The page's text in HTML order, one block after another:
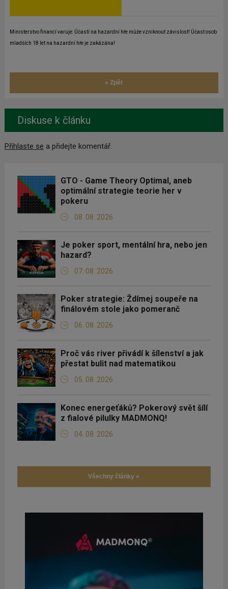
Ministerstvo financí varuje: Účastí na hazardní hře může vzniknout závislost! Účast osob
mladších 18 let na hazardní hře je zakázána!
« Zpět
Diskuse k článku
Přihlaste se a přidejte komentář.
GTO - Game Theory Optimal, aneb
optimální strategie teorie her v
pokeru
08. 08. 2026
Je poker sport, mentální hra, nebo jen
hazard?
07. 08. 2026
Poker strategie: Ždímej soupeře na
finálovém stole jako pomeranč
06. 08. 2026
Proč vás river přivádí k šílenství a jak
přestat bulit nad matematikou
05. 08. 2026
Konec energeťáků? Pokerový svět šílí
z fialové pilulky MADMONQ!
04. 08. 2026
Všechny články »